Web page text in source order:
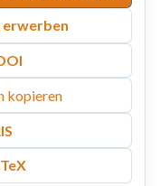
erwerben
kopieren